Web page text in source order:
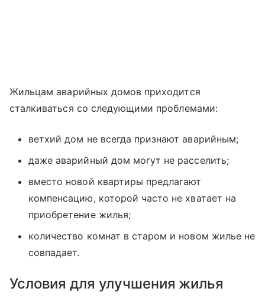
Жильцам аварийных домов приходится
сталкиваться со следующими проблемами:
ветхий дом не всегда признают аварийным;
даже аварийный дом могут не расселить;
вместо новой квартиры предлагают
компенсацию, которой часто не хватает на
приобретение жилья;
количество комнат в старом и новом жилье не
совпадает.
Условия для улучшения жилья